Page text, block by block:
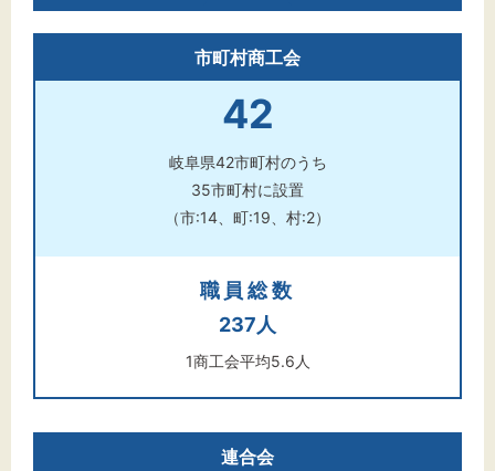
市町村商工会
42
岐阜県42市町村のうち
35市町村に設置
（市:14、町:19、村:2）
職員総数
237人
1商工会平均5.6人
連合会